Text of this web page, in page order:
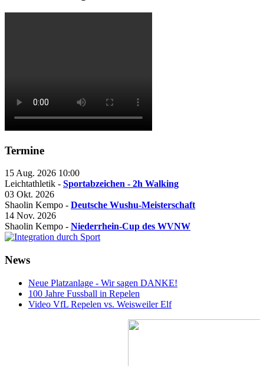
Termine
15 Aug. 2026 10:00
Leichtathletik - Sportabzeichen - 2h Walking
03 Okt. 2026
Shaolin Kempo - Deutsche Wushu-Meisterschaft
14 Nov. 2026
Shaolin Kempo - Niederrhein-Cup des WVNW
News
Neue Platzanlage - Wir sagen DANKE!
100 Jahre Fussball in Repelen
Video VfL Repelen vs. Weisweiler Elf